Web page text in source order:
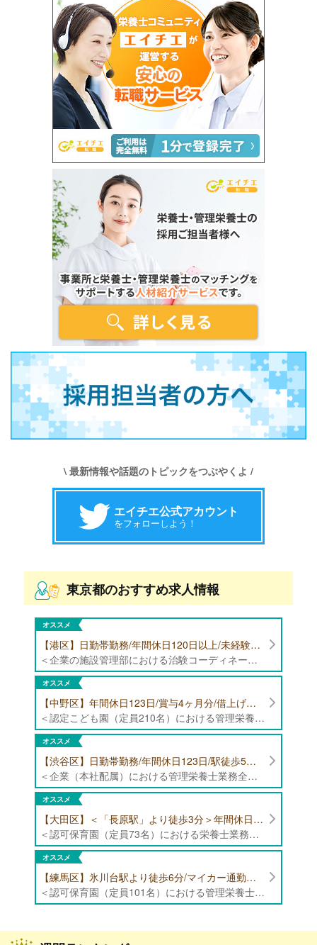
\ 最新情報や話題のトピックをつぶやくよ /
エイチエ公式アカウント
をフォローしよう！
東京都のおすすめ求人情報
オススメ
【港区】日勤帯勤務/年間休日120日以上/未経験者歓迎/健康食品の臨床試験に携わる管理栄養士・栄養士の治験コーディネーター募集！
＜企業の施設管理部における治験コーディネーター業務全般＞ ・健康食品の臨床試験に伴う指導 ・スケジュール調整等の被験者管理 ・データ収集、書類作成 ・医療機関にて被験者への説明や誘導 ・栄養指導、栄養計算
オススメ
【中野区】年間休日123日/賞与4ヶ月分/借上げ住宅制度あり 認定こども園（定員210名）にて管理栄養士・栄養士募集！
＜認定こども園（定員210名）における管理栄養士・栄養士業務全般＞ ・管理栄養士、栄養士業務全般
オススメ
【渋谷区】日勤帯勤務/年間休日123日/駅徒歩5分/企業（本社配属）にて管理栄養士募集！
＜企業（本社配属）における管理栄養士業務全般＞ ・本社および在宅（週1日程度）で、運営・受託する保育園（約50箇所）の管理栄養士・マネジメント業務全般 ・調理指導、育成 ・調理代行※欠員時 ・衛生管理 ・献立作成 ・食材発注 ・園長、調理スタッフとの給食会議 ・クライアント企業との給食会議（食育等の企画提案） ・採用業務（面接・施設見学同行）など ・担当保育園の定期巡回（直行やオンライン対応あり） ※23区内の認可保育園や、事業所内保育園（市川市、古河市、厚木市・追浜等）
オススメ
【大田区】＜「長原駅」より徒歩3分＞年間休日120日以上/最大10連休取得可能/日勤帯勤務のみ 認可保育園（定員73名）にて、栄養士の募集！
＜認可保育園（定員73名）における栄養士業務全般＞ ・調理（朝おやつ・給食・おやつ・補食） ・盛付け、片づけ ・食育、保育室への給食ラウンド、事務業務 ・調理室のお掃除、備蓄の確認、発注など ※定員:73名(0歳児6名、1歳歳児10名、2歳児12名、3歳-5歳児各15名)
オススメ
【練馬区】氷川台駅より徒歩6分/マイカー通勤可能/年間休日120日/賞与高水準 認可保育園（定員101名）にて管理栄養士・栄養士・調理師募集！
＜認可保育園（定員101名）における管理栄養士・栄養士・調理師業務全般＞ ・調理業務全般 ・離乳食、アレルギー除去食対応 ・食育活動